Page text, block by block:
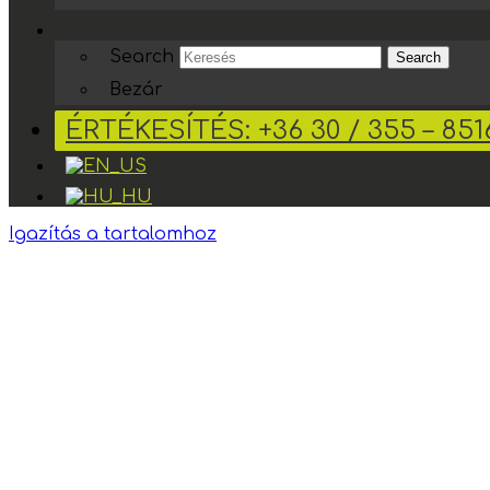
Search Search
Bezár
ÉRTÉKESÍTÉS: +36 30 / 355 –
Igazítás a tartalomhoz